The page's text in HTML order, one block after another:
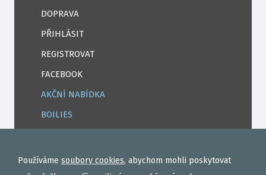
DOPRAVA
PŘIHLÁSIT
REGISTROVAT
FACEBOOK
AKČNÍ NABÍDKA
BOILIES
TEKUTÉ
Používáme soubory cookies, abychom mohli poskytovat